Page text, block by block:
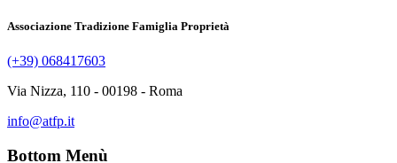
Associazione Tradizione Famiglia Proprietà
(+39) 068417603
Via Nizza, 110 - 00198 - Roma
info@atfp.it
Bottom Menù